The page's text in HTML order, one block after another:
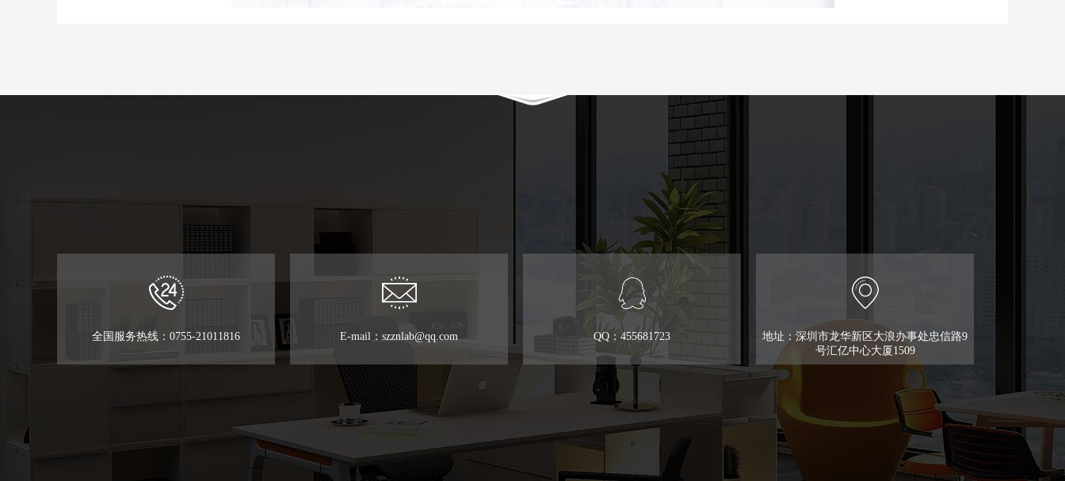
全国服务热线：0755-21011816 E-mail：szznlab@qq.com QQ：455681723
地址：深圳市龙华新区大浪办事处忠信路9
号汇亿中心大厦1509